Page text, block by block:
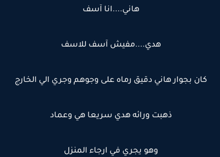
هاني....انا آسف
هدي....مفيش آسف للاسف
كان بجوار هاني دقيق رماه على وجوهم وجري الي الخارج
ذهبت ورائه هدي سريعا هي وعماد
وهو يجري في ارجاء المنزل